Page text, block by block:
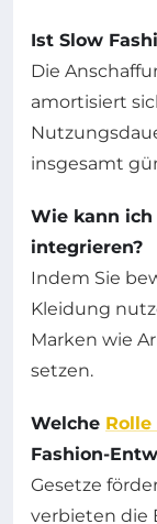
Ist Slow
Die
amortisiert
insgesamt
Wie kann
integrieren?
Indem Sie
Kleidung
Marken wie
setzen.
Welche
Fashion-
Gesetze
verbieten die